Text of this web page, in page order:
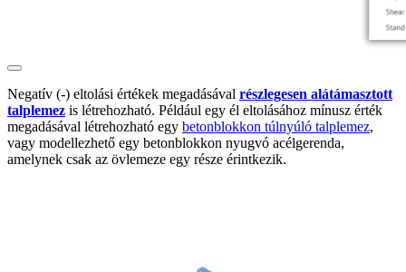
Negatív (-) eltolási értékek megadásával részlegesen alátámasztott
talplemez is létrehozható. Például egy él eltolásához mínusz érték
megadásával létrehozható egy betonblokkon túlnyúló talplemez,
vagy modellezhető egy betonblokkon nyugvó acélgerenda,
amelynek csak az övlemeze egy része érintkezik.